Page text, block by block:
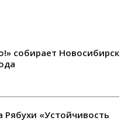
собирает Новосибирск
Рябухи «Устойчивость